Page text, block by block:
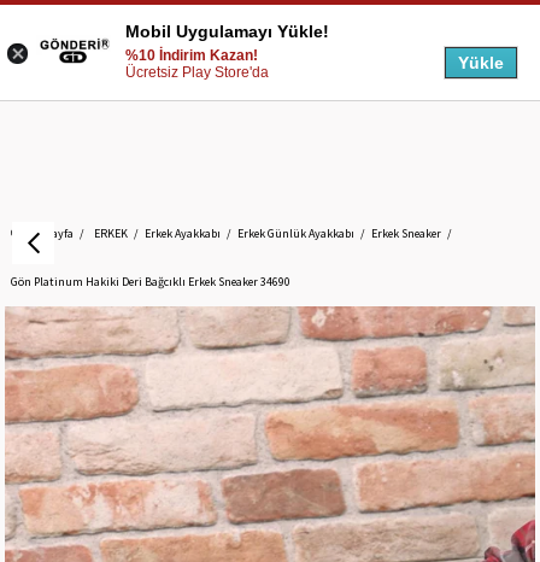
Anasayfa ERKEK Erkek Ayakkabı Erkek Günlük Ayakkabı Erkek Sneaker
Gön Platinum Hakiki Deri Bağcıklı Erkek Sneaker 34690
Mobil Uygulamayı Yükle!
%10 İndirim Kazan!
Ücretsiz Play Store'da
Yükle